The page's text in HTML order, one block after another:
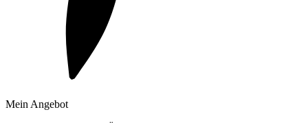
Mein Angebot